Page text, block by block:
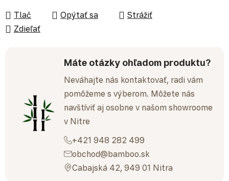
Tlač Opýtať sa
Strážiť
Zdieľať
Máte otázky ohľadom produktu?
Neváhajte nás kontaktovať, radi vám
pomôžeme s výberom. Môžete nás
navštíviť aj osobne v našom showroome
v Nitre
+421 948 282 499
obchod@bamboo.sk
Cabajská 42, 949 01 Nitra